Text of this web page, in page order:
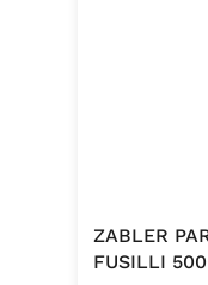
ZABLER
FUSILLI